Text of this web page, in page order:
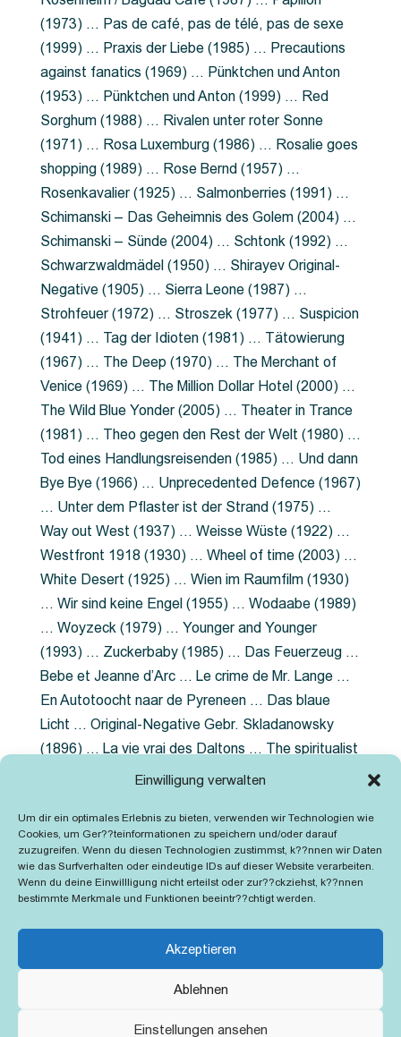
Einwilligung verwalten
Um dir ein optimales Erlebnis zu bieten, verwenden wir Technologien wie
Cookies, um Ger??teinformationen zu speichern und/oder darauf
zuzugreifen. Wenn du diesen Technologien zustimmst, k??nnen wir Daten
wie das Surfverhalten oder eindeutige IDs auf dieser Website verarbeiten.
Wenn du deine Einwillligung nicht erteilst oder zur??ckziehst, k??nnen
bestimmte Merkmale und Funktionen beeintr??chtigt werden.
Akzeptieren
Ablehnen
Einstellungen ansehen
(1973) … Pas de café, pas de télé, pas de sexe
(1999) … Praxis der Liebe (1985) … Precautions
against fanatics (1969) … Pünktchen und Anton
(1953) … Pünktchen und Anton (1999) … Red
Sorghum (1988) … Rivalen unter roter Sonne
(1971) … Rosa Luxemburg (1986) … Rosalie goes
shopping (1989) … Rose Bernd (1957) …
Rosenkavalier (1925) … Salmonberries (1991) …
Schimanski – Das Geheimnis des Golem (2004) …
Schimanski – Sünde (2004) … Schtonk (1992) …
Schwarzwaldmädel (1950) … Shirayev Original-
Negative (1905) … Sierra Leone (1987) …
Strohfeuer (1972) … Stroszek (1977) … Suspicion
(1941) … Tag der Idioten (1981) … Tätowierung
(1967) … The Deep (1970) … The Merchant of
Venice (1969) … The Million Dollar Hotel (2000) …
The Wild Blue Yonder (2005) … Theater in Trance
(1981) … Theo gegen den Rest der Welt (1980) …
Tod eines Handlungsreisenden (1985) … Und dann
Bye Bye (1966) … Unprecedented Defence (1967)
… Unter dem Pflaster ist der Strand (1975) …
Way out West (1937) … Weisse Wüste (1922) …
Westfront 1918 (1930) … Wheel of time (2003) …
White Desert (1925) … Wien im Raumfilm (1930)
… Wir sind keine Engel (1955) … Wodaabe (1989)
… Woyzeck (1979) … Younger and Younger
(1993) … Zuckerbaby (1985) … Das Feuerzeug …
Bebe et Jeanne d’Arc … Le crime de Mr. Lange …
En Autotoocht naar de Pyreneen … Das blaue
Licht … Original-Negative Gebr. Skladanowsky
(1896) … La vie vrai des Daltons … The spiritualist
photographer … Feuer im Fjord … The Song of the
Grubenlampe … Tolstoy … Grün ist die Heide …
Lady Hamilton … Mütter verzaget nicht …
Ruttmann Werbefilme